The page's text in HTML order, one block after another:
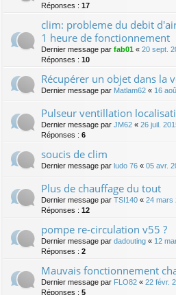
Réponses : 17
clim: probleme du debit
1 heure de fonctionnement
Dernier message par fab01 « 20 sept.
Réponses : 10
Récupérer un objet dans la
Dernier message par Matlam62 « 16
Pulseur ventillation
Dernier message par JM62 « 26 juil.
Réponses : 6
soucis de clim
Dernier message par ludo 76 « 05 avr.
Plus de chauffage du tout
Dernier message par TSI140 « 24 mars
Réponses : 12
pompe re-circulation v55 ?
Dernier message par dadouting « 12
Réponses : 2
Mauvais fonctionnement
Dernier message par FLO82 « 22 févr.
Réponses : 5